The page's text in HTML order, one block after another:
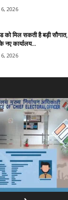
2026
को मिल सकती है बड़ी सौगात,
नए कार्यालय...
2026